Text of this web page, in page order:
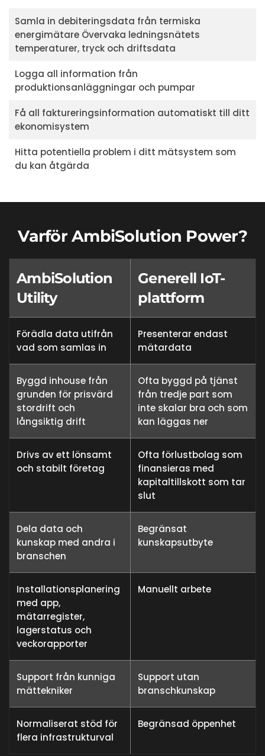
Samla in debiteringsdata från termiska
energimätare Övervaka ledningsnätets
temperaturer, tryck och driftsdata
Logga all information från
produktionsanläggningar och pumpar
Få all faktureringsinformation automatiskt till ditt
ekonomisystem
Hitta potentiella problem i ditt mätsystem som
du kan åtgärda
Varför AmbiSolution Power?
AmbiSolution
Utility
Generell IoT-
plattform
Förädla data utifrån
vad som samlas in
Presenterar endast
mätardata
Byggd inhouse från
grunden för prisvärd
stordrift och
långsiktig drift
Ofta byggd på tjänst
från tredje part som
inte skalar bra och som
kan läggas ner
Drivs av ett lönsamt
och stabilt företag
Ofta förlustbolag som
finansieras med
kapitaltillskott som tar
slut
Dela data och
kunskap med andra i
branschen
Begränsat
kunskapsutbyte
Installationsplanering
med app,
mätarregister,
lagerstatus och
veckorapporter
Manuellt arbete
Support från kunniga
mättekniker
Support utan
branschkunskap
Normaliserat stöd för
flera infrastrukturval
Begränsad öppenhet